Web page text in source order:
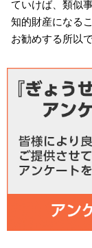
ていけば、類似
知的財産になる
お勧めする所以で